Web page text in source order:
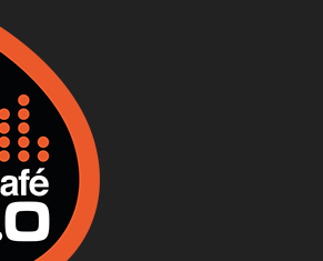
bab és homár
testünk meghálálja!